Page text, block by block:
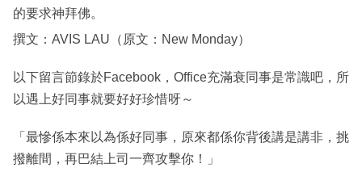
的要求神拜佛。
撰文：AVIS LAU（原文：New Monday）
以下留言節錄於Facebook，Office充滿衰同事是常識吧，所
以遇上好同事就要好好珍惜呀～
「最慘係本來以為係好同事，原來都係你背後講是講非，挑
撥離間，再巴結上司一齊攻擊你！」